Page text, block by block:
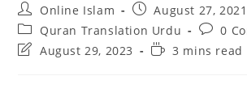
Post
author:
Online Islam
Post
published:
August 27, 2021
Post
category:
Quran Translation Urdu
Post0
PostAugust 29, 2023
Reading3 mins read